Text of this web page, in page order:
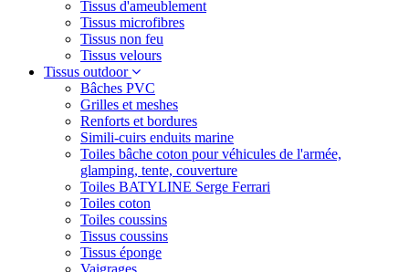
Tissus d'ameublement
Tissus microfibres
Tissus non feu
Tissus velours
Tissus outdoor
Bâches PVC
Grilles et meshes
Renforts et bordures
Simili-cuirs enduits marine
Toiles bâche coton pour véhicules de l'armée,
glamping, tente, couverture
Toiles BATYLINE Serge Ferrari
Toiles coton
Toiles coussins
Tissus coussins
Tissus éponge
Vaigrages